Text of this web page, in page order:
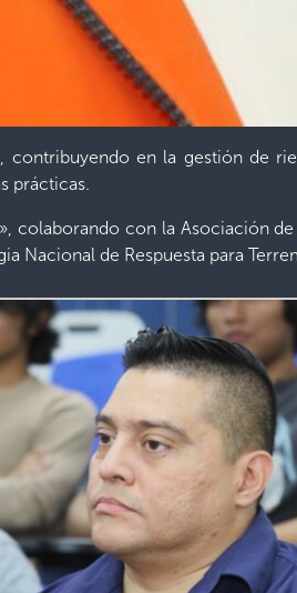
en la gestión de
prácticas.
colaborando con la Asociación
Nacional de Respuesta para